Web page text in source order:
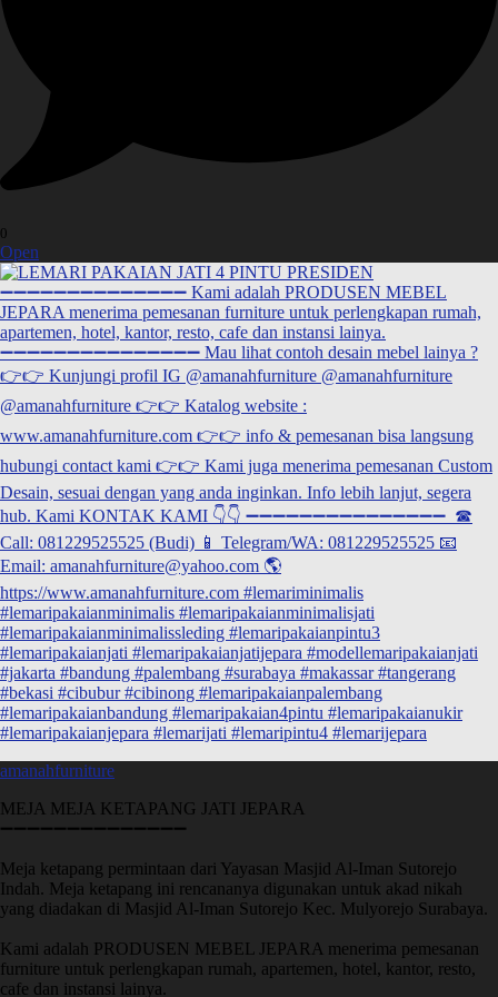
0
Open
amanahfurniture
MEJA MEJA KETAPANG JATI JEPARA
➖➖➖➖➖➖➖➖➖➖➖➖➖➖
Meja ketapang permintaan dari Yayasan Masjid Al-Iman Sutorejo
Indah. Meja ketapang ini rencananya digunakan untuk akad nikah
yang diadakan di Masjid Al-Iman Sutorejo Kec. Mulyorejo Surabaya.
Kami adalah PRODUSEN MEBEL JEPARA menerima pemesanan
furniture untuk perlengkapan rumah, apartemen, hotel, kantor, resto,
cafe dan instansi lainya.